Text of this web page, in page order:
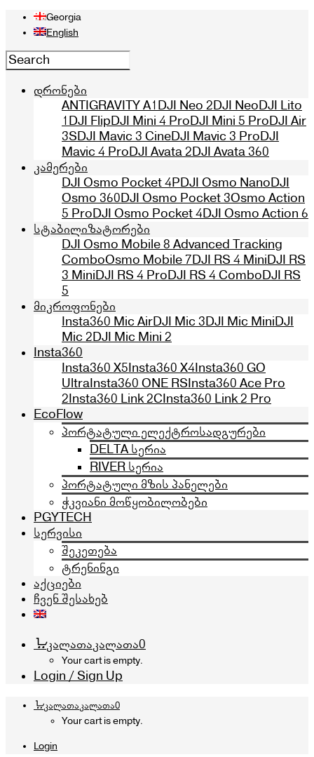
Georgia
English
დრონები
ANTIGRAVITY A1DJI Neo 2DJI NeoDJI Lito
1DJI FlipDJI Mini 4 ProDJI Mini 5 ProDJI Air
3SDJI Mavic 3 CineDJI Mavic 3 ProDJI
Mavic 4 ProDJI Avata 2DJI Avata 360
კამერები
DJI Osmo Pocket 4PDJI Osmo NanoDJI
Osmo 360DJI Osmo Pocket 3Osmo Action
5 ProDJI Osmo Pocket 4DJI Osmo Action 6
სტაბილიზატორები
DJI Osmo Mobile 8 Advanced Tracking
ComboOsmo Mobile 7DJI RS 4 MiniDJI RS
3 MiniDJI RS 4 ProDJI RS 4 ComboDJI RS
5
მიკროფონები
Insta360 Mic AirDJI Mic 3DJI Mic MiniDJI
Mic 2DJI Mic Mini 2
Insta360
Insta360 X5Insta360 X4Insta360 GO
UltraInsta360 ONE RSInsta360 Ace Pro
2Insta360 Link 2CInsta360 Link 2 Pro
EcoFlow
პორტატული ელექტროსადგურები
DELTA სერია
RIVER სერია
პორტატული მზის პანელები
ჭკვიანი მოწყობილობები
PGYTECH
სერვისი
შეკეთება
ტრენინგი
აქციები
ჩვენ შესახებ
კალათაკალათა0
Your cart is empty.
Login / Sign Up
კალათაკალათა0
Your cart is empty.
Login